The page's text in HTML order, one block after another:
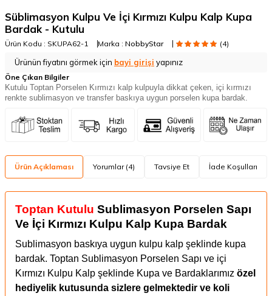
Süblimasyon Kulpu Ve İçi Kırmızı Kulpu Kalp Kupa
Bardak - Kutulu
Ürün Kodu : SKUPA62-1 Marka : NobbyStar (4)
Ürünün fiyatını görmek için bayi girişi yapınız
Öne Çıkan Bilgiler
Kutulu Toptan Porselen Kırmızı kalp kulpuyla dikkat çeken, içi kırmızı
renkte sublimasyon ve transfer baskıya uygun porselen kupa bardak.
Ürün Açıklaması Yorumlar (4) Tavsiye Et İade Koşulları
Toptan Kutulu Sublimasyon Porselen Sapı
Ve İçi Kırmızı Kulpu Kalp Kupa Bardak
Sublimasyon baskıya uygun kulpu kalp şeklinde kupa
bardak. Toptan Sublimasyon Porselen Sapı ve içi
Kırmızı Kulpu Kalp şeklinde Kupa ve Bardaklarımız özel
hediyelik kutusunda sizlere gelmektedir ve koli